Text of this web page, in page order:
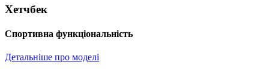
Хетчбек
Спортивна функціональність
Детальніше про моделі